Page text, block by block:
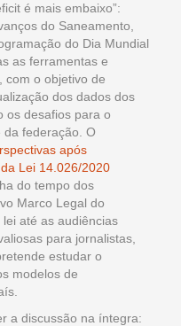
é mais embaixo”:
do Saneamento,
do Dia Mundial
as ferramentas e
com o objetivo de
dos dados dos
os desafios para o
federação. O
após
Lei 14.026/2020
do tempo dos
Marco Legal do
até as audiências
para jornalistas,
estudar o
modelos de
a discussão na íntegra: